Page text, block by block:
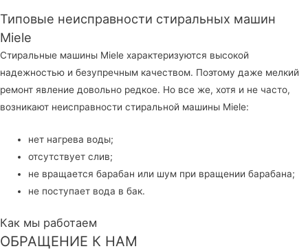
Типовые неисправности стиральных машин
Miele
Стиральные машины Miele характеризуются высокой
надежностью и безупречным качеством. Поэтому даже мелкий
ремонт явление довольно редкое. Но все же, хотя и не часто,
возникают неисправности стиральной машины Miele:
нет нагрева воды;
отсутствует слив;
не вращается барабан или шум при вращении барабана;
не поступает вода в бак.
Как мы работаем
ОБРАЩЕНИЕ К НАМ